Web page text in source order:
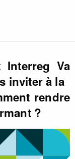
Interreg Va
inviter à la
rendre
?